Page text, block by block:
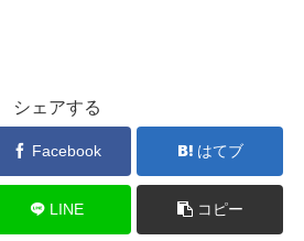
シェアする
Facebook はてブ
LINE コピー